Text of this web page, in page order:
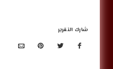
شارك التقرير